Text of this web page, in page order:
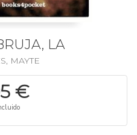
LA
MAYTE
€